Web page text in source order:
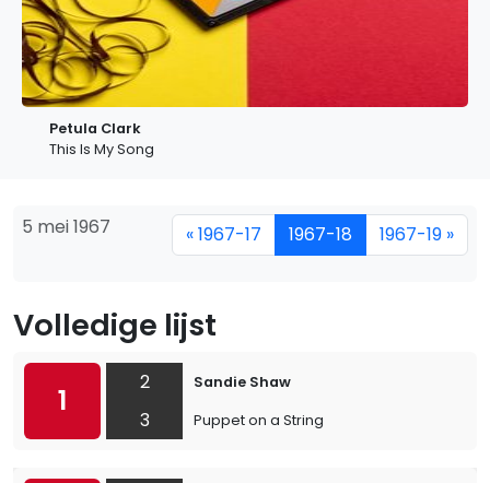
Petula Clark
This Is My Song
5 mei 1967 « 1967-17 1967-18 1967-19 »
Volledige lijst
1
2
3
Sandie Shaw
Puppet on a String